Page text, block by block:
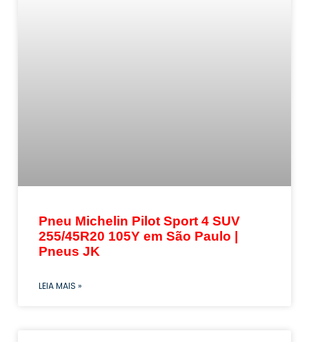
Pneu Michelin Pilot Sport 4 SUV
255/45R20 105Y em São Paulo |
Pneus JK
LEIA MAIS »